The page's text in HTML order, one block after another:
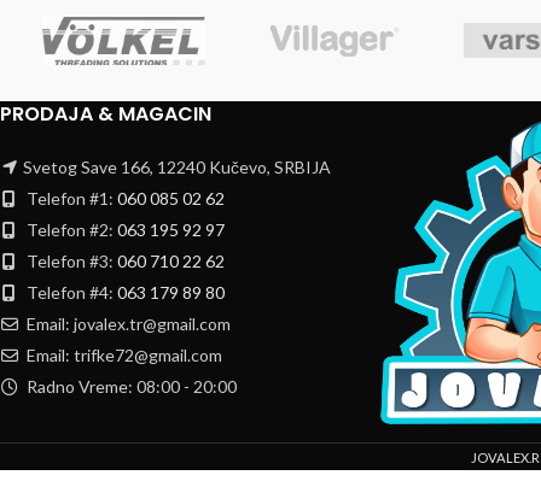
PRODAJA & MAGACIN
Svetog Save 166, 12240 Kučevo, SRBIJA
Telefon #1: 060 085 02 62
Telefon #2: 063 195 92 97
Telefon #3: 060 710 22 62
Telefon #4: 063 179 89 80
Email: jovalex.tr@gmail.com
Email: trifke72@gmail.com
Radno Vreme: 08:00 - 20:00